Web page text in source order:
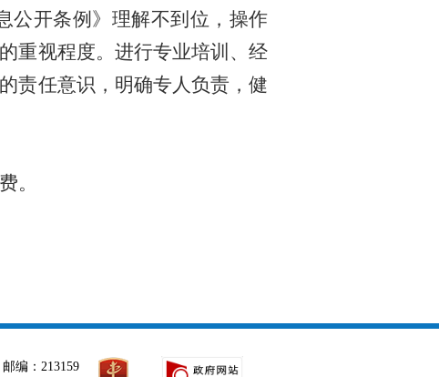
公开条例》理解不到位，操作
重视程度。进行专业培训、经
责任意识，明确专人负责，健
。
编：213159